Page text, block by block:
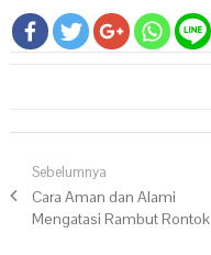
Navigasi pos
Sebelumnya
Previous post:
Cara Aman dan Alami
Mengatasi Rambut Rontok